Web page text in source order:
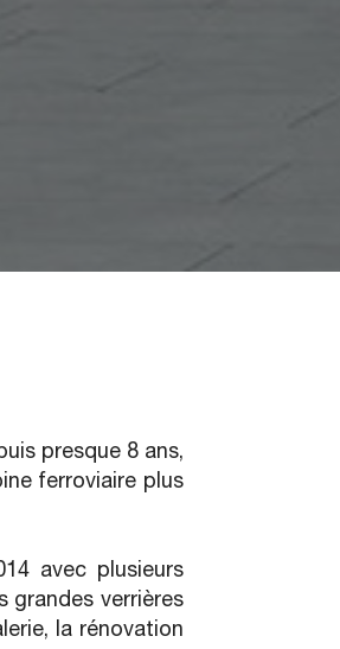
presque 8 ans,
ferroviaire plus
avec plusieurs
grandes verrières
la rénovation